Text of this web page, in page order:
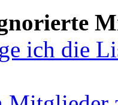
ich die